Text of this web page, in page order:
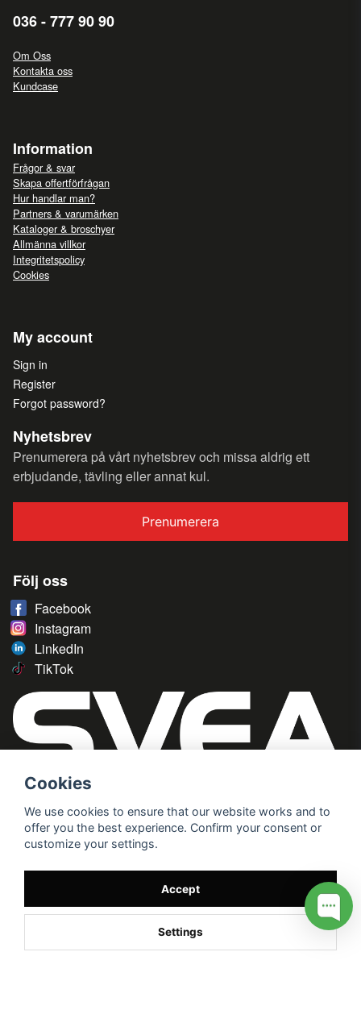
036 - 777 90 90
Om Oss
Kontakta oss
Kundcase
Information
Frågor & svar
Skapa offertförfrågan
Hur handlar man?
Partners & varumärken
Kataloger & broschyer
Allmänna villkor
Integritetspolicy
Cookies
My account
Sign in
Register
Forgot password?
Nyhetsbrev
Prenumerera på vårt nyhetsbrev och missa aldrig ett
erbjudande, tävling eller annat kul.
Prenumerera
Följ oss
Facebook
Instagram
LinkedIn
TikTok
Cookies
We use cookies to ensure that our website works and to
offer you the best experience. Confirm your consent or
customize your settings.
Accept
Settings